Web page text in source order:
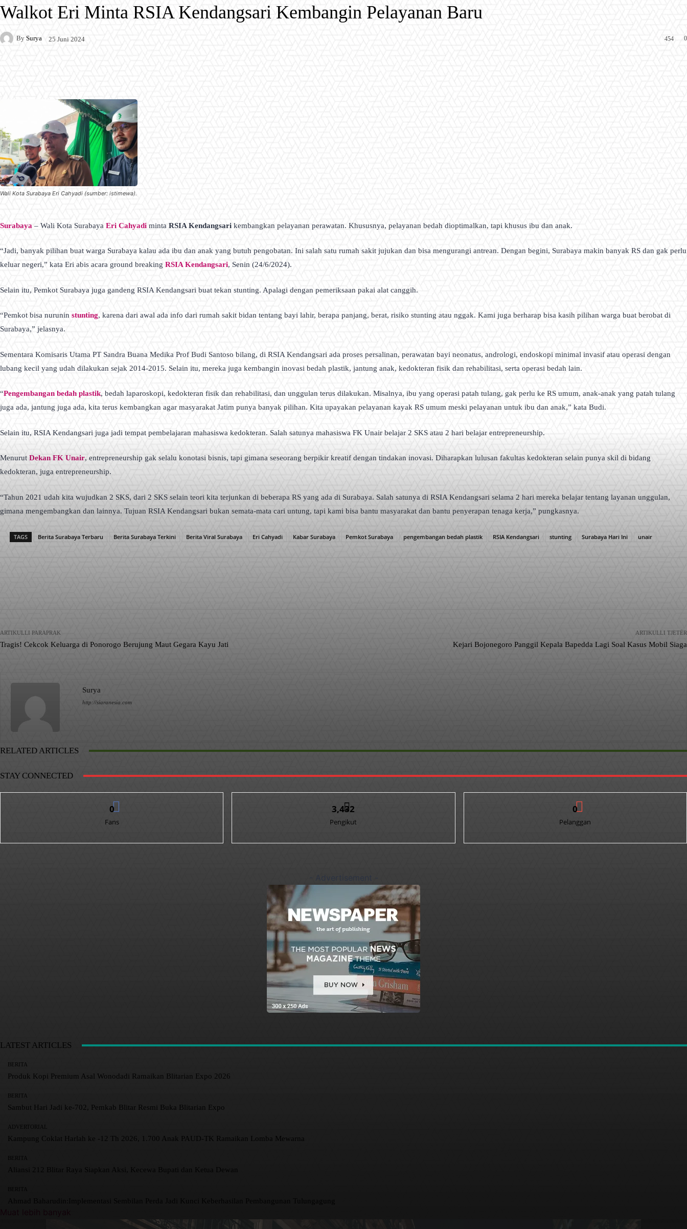
Walkot Eri Minta RSIA Kendangsari Kembangin Pelayanan Baru
By Surya 25 Juni 2024 0
454
Wali Kota Surabaya Eri Cahyadi (sumber: istimewa).
Surabaya – Wali Kota Surabaya Eri Cahyadi minta RSIA Kendangsari kembangkan pelayanan perawatan. Khususnya, pelayanan bedah dioptimalkan, tapi khusus ibu dan anak.
“Jadi, banyak pilihan buat warga Surabaya kalau ada ibu dan anak yang butuh pengobatan. Ini salah satu rumah sakit jujukan dan bisa mengurangi antrean. Dengan begini, Surabaya makin banyak RS dan gak perlu
keluar negeri,” kata Eri abis acara ground breaking RSIA Kendangsari, Senin (24/6/2024).
Selain itu, Pemkot Surabaya juga gandeng RSIA Kendangsari buat tekan stunting. Apalagi dengan pemeriksaan pakai alat canggih.
“Pemkot bisa nurunin stunting, karena dari awal ada info dari rumah sakit bidan tentang bayi lahir, berapa panjang, berat, risiko stunting atau nggak. Kami juga berharap bisa kasih pilihan warga buat berobat di
Surabaya,” jelasnya.
Sementara Komisaris Utama PT Sandra Buana Medika Prof Budi Santoso bilang, di RSIA Kendangsari ada proses persalinan, perawatan bayi neonatus, andrologi, endoskopi minimal invasif atau operasi dengan
lubang kecil yang udah dilakukan sejak 2014-2015. Selain itu, mereka juga kembangin inovasi bedah plastik, jantung anak, kedokteran fisik dan rehabilitasi, serta operasi bedah lain.
“Pengembangan bedah plastik, bedah laparoskopi, kedokteran fisik dan rehabilitasi, dan unggulan terus dilakukan. Misalnya, ibu yang operasi patah tulang, gak perlu ke RS umum, anak-anak yang patah tulang
juga ada, jantung juga ada, kita terus kembangkan agar masyarakat Jatim punya banyak pilihan. Kita upayakan pelayanan kayak RS umum meski pelayanan untuk ibu dan anak,” kata Budi.
Selain itu, RSIA Kendangsari juga jadi tempat pembelajaran mahasiswa kedokteran. Salah satunya mahasiswa FK Unair belajar 2 SKS atau 2 hari belajar entrepreneurship.
Menurut Dekan FK Unair, entrepreneurship gak selalu konotasi bisnis, tapi gimana seseorang berpikir kreatif dengan tindakan inovasi. Diharapkan lulusan fakultas kedokteran selain punya skil di bidang
kedokteran, juga entrepreneurship.
“Tahun 2021 udah kita wujudkan 2 SKS, dari 2 SKS selain teori kita terjunkan di beberapa RS yang ada di Surabaya. Salah satunya di RSIA Kendangsari selama 2 hari mereka belajar tentang layanan unggulan,
gimana mengembangkan dan lainnya. Tujuan RSIA Kendangsari bukan semata-mata cari untung, tapi kami bisa bantu masyarakat dan bantu penyerapan tenaga kerja,” pungkasnya.
TAGS Berita Surabaya Terbaru Berita Surabaya Terkini Berita Viral Surabaya Eri Cahyadi Kabar Surabaya Pemkot Surabaya pengembangan bedah plastik RSIA Kendangsari stunting Surabaya Hari Ini unair
ARTIKULLI PARAPRAK
Tragis! Cekcok Keluarga di Ponorogo Berujung Maut Gegara Kayu Jati
ARTIKULLI TJETËR
Kejari Bojonegoro Panggil Kepala Bapedda Lagi Soal Kasus Mobil Siaga
Surya
http://siaranesia.com
RELATED ARTICLES
STAY CONNECTED
0
Fans
3,432
Pengikut
0
Pelanggan
LATEST ARTICLES
BERITA
Produk Kopi Premium Asal Wonodadi Ramaikan Blitarian Expo 2026
BERITA
Sambut Hari Jadi ke-702, Pemkab Blitar Resmi Buka Blitarian Expo
ADVERTORIAL
Kampung Coklat Harlah ke -12 Th 2026, 1.700 Anak PAUD-TK Ramaikan Lomba Mewarna
BERITA
Aliansi 212 Blitar Raya Siapkan Aksi, Kecewa Bupati dan Ketua Dewan